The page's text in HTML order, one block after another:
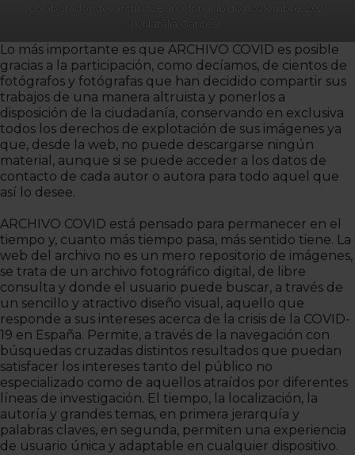
colaborador del archivo. Barcelona, 16 de noviembre, 2021
(©Natalia Garcés)
Lo más importante es que ARCHIVO COVID es posible
gracias a la participación, como decíamos, de cientos de
fotógrafos y fotógrafas que han decidido compartir sus
trabajos de una manera altruista y ponerlos a
disposición de la ciudadanía, conservando en exclusiva
todos los derechos de explotación de sus imágenes ya
que, desde la web, no puede descargarse ningún
material, aunque si se puede acceder a los datos de
contacto de cada autor o autora para todo aquel que
así lo desee.
ARCHIVO COVID está pensado para permanecer en el
tiempo y, cuanto más tiempo pasa, más sentido tiene. La
web del archivo no es un mero repositorio de imágenes,
se trata de un archivo fotográfico digital, de libre
consulta y donde el usuario puede buscar, a través de
un sencillo y atractivo diseño visual, aquello que
responde a sus intereses acerca de la crisis de la COVID-
19 en España. Permite, a través de la navegación con
búsquedas cruzadas distintos resultados que puedan
satisfacer los intereses tanto del público no
especializado como de aquellos atraídos por diferentes
líneas de investigación. El tiempo, la localización, la
autoría y grandes temas, en primera jerarquía y
palabras claves, en segunda, permiten una experiencia
de usuario única y adaptable en cualquier dispositivo.